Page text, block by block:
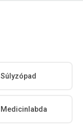
Súlyzópad
Medicinlabda